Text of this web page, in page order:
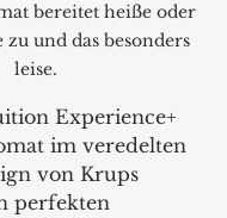
bereitet heiße oder
und das besonders
leise.
Experience+
im veredelten
von Krups
perfekten